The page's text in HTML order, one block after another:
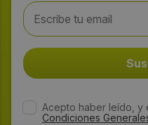
Acepto haber leído, y
Condiciones